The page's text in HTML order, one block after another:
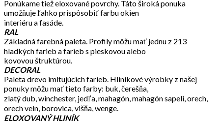
Ponúkame tiež eloxované povrchy. Táto široká ponuka
umožňuje ľahko prispôsobiť farbu okien
interiéru a fasáde.
RAL
Základná farebná paleta. Profily môžu mať jednu z 213
hladkých farieb a farieb s pieskovou alebo
kovovou štruktúrou.
DECORAL
Paleta drevo imitujúcich farieb. Hliníkové výrobky z našej
ponuky môžu mať tieto farby: buk, čerešňa,
zlatý dub, winchester, jedľa, mahagón, mahagón sapeli, orech,
orech vein, borovica, višňa, wenge.
ELOXOVANÝ HLINÍK